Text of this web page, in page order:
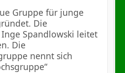
Gruppe für junge
Die
Spandlowski leitet
Die
nennt sich